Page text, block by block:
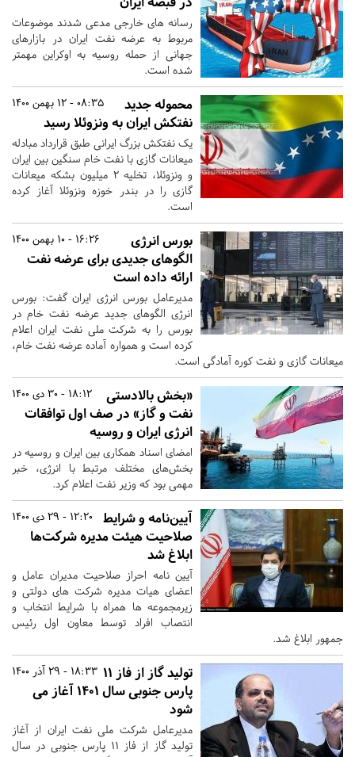
رسانه های خارجی مدعی شدند موضوعات
مربوط به عرضه نفت ایران در بازارهای
جهانی از حمله روسیه به اوکراین مهمتر
شده است.
08:35 - 12 بهمن 1400
محموله جدید
نفتکش ایران به ونزوئلا رسید
یک نفتکش بزرگ ایرانی طبق قرارداد مبادله
میعانات گازی با نفت خام سنگین بین ایران
و ونزوئلا، تخلیه ۲ میلیون بشکه میعانات
گازی را در بندر خوزه ونزوئلا آغاز کرده
است.
16:26 - 10 بهمن 1400
بورس انرژی
الگوهای جدیدی برای عرضه نفت
ارائه داده است
مدیرعامل بورس انرژی ایران گفت: بورس
انرژی الگوهای جدید عرضه نفت خام در
بورس را به شرکت ملی نفت ایران اعلام
کرده‌ است و همواره آماده عرضه نفت خام،
میعانات گازی و نفت کوره آمادگی است.
18:12 - 30 دی 1400
«بخش بالادستی
نفت و گاز» در صف اول توافقات
انرژی ایران و روسیه
امضای اسناد همکاری بین ایران و روسیه در
بخش‌های مختلف مرتبط با انرژی، خبر
مهمی بود که وزیر نفت اعلام کرد.
12:20 - 29 دی 1400
آیین‌نامه و شرایط
صلاحیت هیئت مدیره شرکت‌ها
ابلاغ شد
آیین نامه احراز صلاحیت مدیران عامل و
اعضای هیات مدیره شرکت های دولتی و
زیرمجموعه ها همراه با شرایط انتخاب و
انتصاب افراد توسط معاون اول رئیس
جمهور ابلاغ شد.
18:33 - 29 آذر 1400 تولید گاز از فاز ۱۱
پارس جنوبی سال ۱۴۰۱ آغاز می
شود
مدیرعامل شرکت ملی نفت ایران از آغاز
تولید گاز از فاز ۱۱ پارس جنوبی در سال